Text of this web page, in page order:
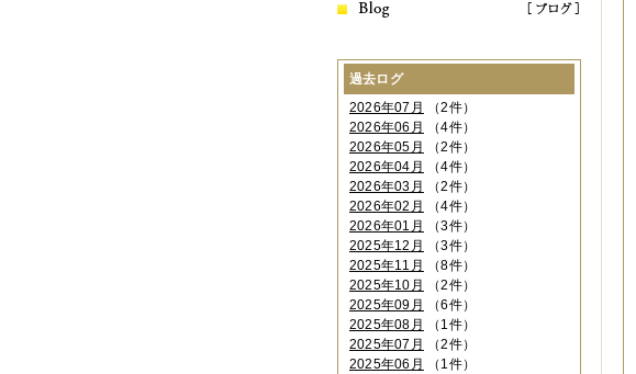
過去ログ
2026年07月
（2件）
2026年06月
（4件）
2026年05月
（2件）
2026年04月
（4件）
2026年03月
（2件）
2026年02月
（4件）
2026年01月
（3件）
2025年12月
（3件）
2025年11月
（8件）
2025年10月
（2件）
2025年09月
（6件）
2025年08月
（1件）
2025年07月
（2件）
2025年06月
（1件）